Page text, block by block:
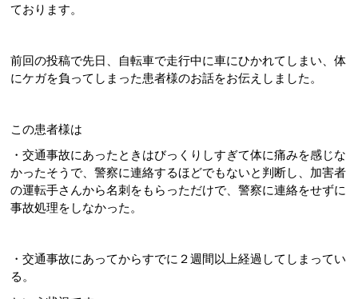
ております。
前回の投稿で先日、自転車で走行中に車にひかれてしまい、体
にケガを負ってしまった患者様のお話をお伝えしました。
この患者様は
・交通事故にあったときはびっくりしすぎて体に痛みを感じな
かったそうで、警察に連絡するほどでもないと判断し、加害者
の運転手さんから名刺をもらっただけで、警察に連絡をせずに
事故処理をしなかった。
・交通事故にあってからすでに２週間以上経過してしまってい
る。